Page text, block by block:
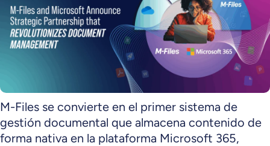
M-Files se convierte en el primer sistema de
gestión documental que almacena contenido de
forma nativa en la plataforma Microsoft 365,